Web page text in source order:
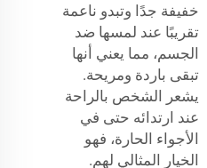
خفيفة جدًا وتبدو ناعمة
تقريبًا عند لمسها ضد
الجسم، مما يعني أنها
تبقى باردة ومريحة.
يشعر الشخص بالراحة
عند ارتدائه حتى في
الأجواء الحارة، فهو
الخيار المثالي لهم.